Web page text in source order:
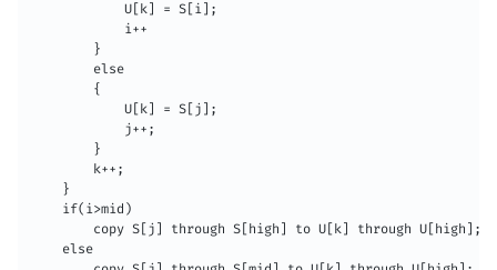
            i++
        }
        else
        {
            j++;
        }
        k++;
    }
    if(i>mid)
    else